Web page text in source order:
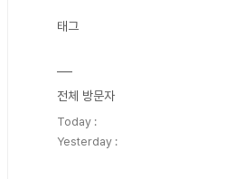
태그
전체 방문자
Today :
Yesterday :